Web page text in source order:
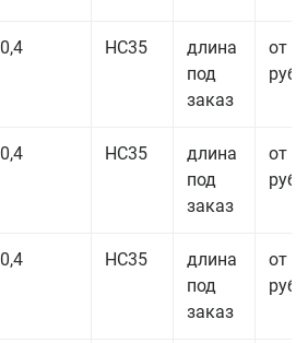
0,4 НС35
длина
под
заказ
от
руб.
0,4 НС35
длина
под
заказ
от
руб.
0,4 НС35
длина
под
заказ
от
руб.